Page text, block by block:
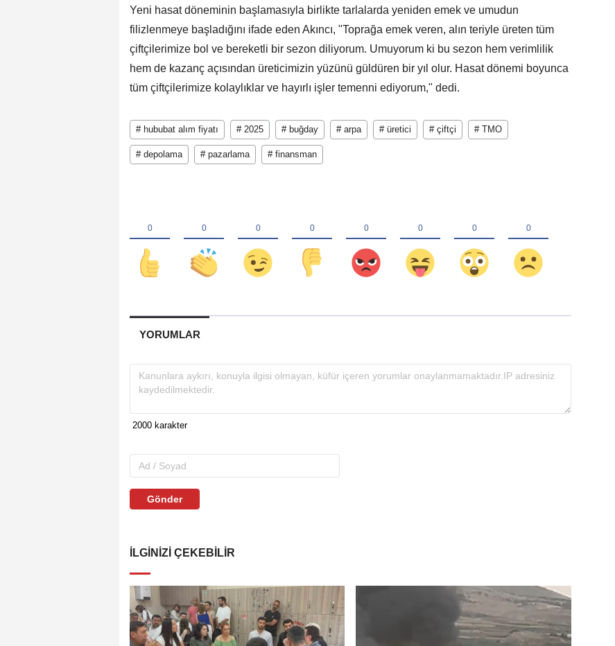
Yeni hasat döneminin başlamasıyla birlikte tarlalarda yeniden emek ve umudun
filizlenmeye başladığını ifade eden Akıncı, "Toprağa emek veren, alın teriyle üreten tüm
çiftçilerimize bol ve bereketli bir sezon diliyorum. Umuyorum ki bu sezon hem verimlilik
hem de kazanç açısından üreticimizin yüzünü güldüren bir yıl olur. Hasat dönemi boyunca
tüm çiftçilerimize kolaylıklar ve hayırlı işler temenni ediyorum," dedi.
# hububat alım fiyatı # 2025 # buğday # arpa # üretici # çiftçi # TMO
# depolama # pazarlama # finansman
YORUMLAR
Gönder
İLGINIZI ÇEKEBILIR